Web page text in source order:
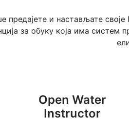
предајете и настављате
за обуку која има систем
Open Water
Instructor